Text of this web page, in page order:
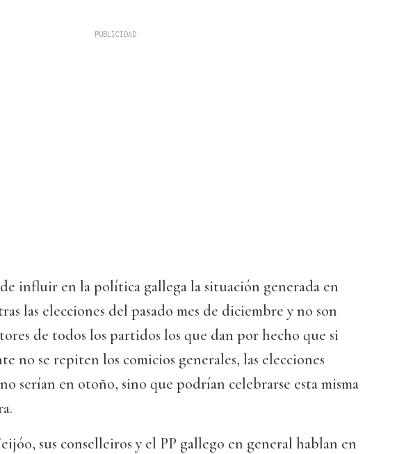
influir en la política gallega la situación generada en
las elecciones del pasado mes de diciembre y no son
de todos los partidos los que dan por hecho que si
no se repiten los comicios generales, las elecciones
serían en otoño, sino que podrían celebrarse esta misma
sus conselleiros y el PP gallego en general hablan en